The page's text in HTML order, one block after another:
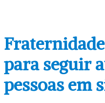
para seguir
pessoas em